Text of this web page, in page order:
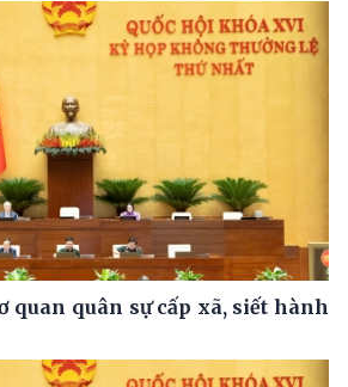
quan quân sự cấp xã, siết hành